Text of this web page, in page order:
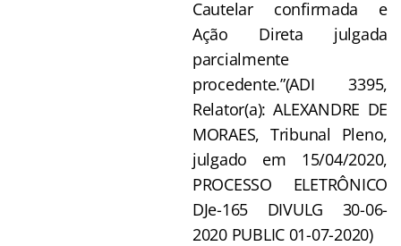
Cautelar confirmada e
Ação Direta julgada
parcialmente
procedente.”(ADI 3395,
Relator(a): ALEXANDRE DE
MORAES, Tribunal Pleno,
julgado em 15/04/2020,
PROCESSO ELETRÔNICO
DJe-165 DIVULG 30-06-
2020 PUBLIC 01-07-2020)